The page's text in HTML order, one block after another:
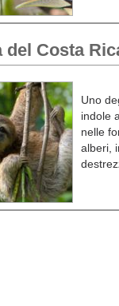
del Costa
Uno
indole
nelle
alberi,